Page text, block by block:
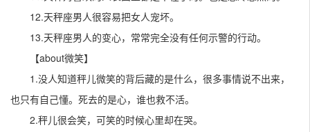
12.天秤座男人很容易把女人宠坏。
13.天秤座男人的变心，常常完全没有任何示警的行动。
【about微笑】
1.没人知道秤儿微笑的背后藏的是什么，很多事情说不出来，
也只有自己懂。死去的是心，谁也救不活。
2.秤儿很会笑，可笑的时候心里却在哭。